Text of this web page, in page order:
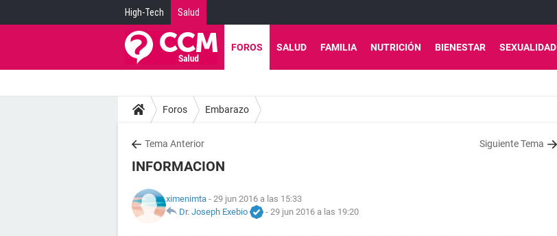
High-Tech Salud
FOROS SALUD FAMILIA NUTRICIÓN BIENESTAR SEXUALIDAD
Foros Embarazo
Tema Anterior Siguiente Tema
INFORMACION
ximenimta - 29 jun 2016 a las 15:33
Dr. Joseph Exebio
- 29 jun 2016 a las 19:20